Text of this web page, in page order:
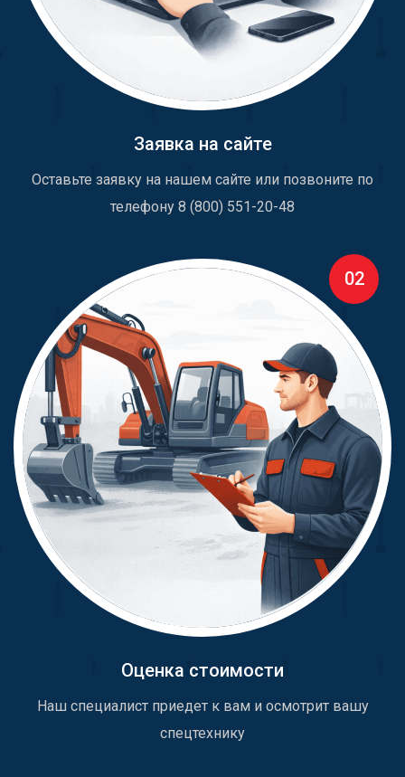
Заявка на сайте
Оставьте заявку на нашем сайте или позвоните по
телефону 8 (800) 551-20-48
02
Оценка стоимости
Наш специалист приедет к вам и осмотрит вашу
спецтехнику